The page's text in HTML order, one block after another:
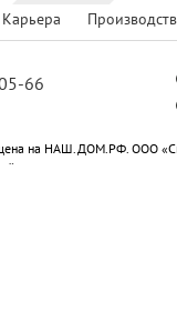
Карьера
66
на НАШ.ДОМ.РФ. ООО
«Пересвет-Юг